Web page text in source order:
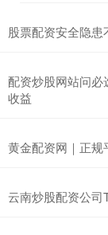
股票配资安全隐
配资炒股网站问必
收益
黄金配资网｜正规
云南炒股配资公司